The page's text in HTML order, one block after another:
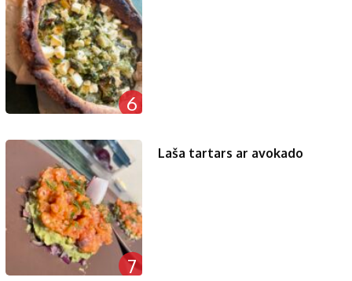
6
7
Laša tartars ar avokado